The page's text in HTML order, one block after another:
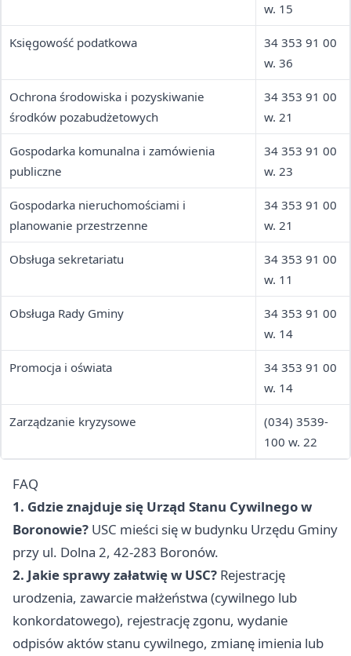
w. 15
Księgowość podatkowa
34 353 91 00
w. 36
Ochrona środowiska i pozyskiwanie
środków pozabudżetowych
34 353 91 00
w. 21
Gospodarka komunalna i zamówienia
publiczne
34 353 91 00
w. 23
Gospodarka nieruchomościami i
planowanie przestrzenne
34 353 91 00
w. 21
Obsługa sekretariatu
34 353 91 00
w. 11
Obsługa Rady Gminy
34 353 91 00
w. 14
Promocja i oświata
34 353 91 00
w. 14
Zarządzanie kryzysowe
(034) 3539-
100 w. 22
FAQ
1. Gdzie znajduje się Urząd Stanu Cywilnego w
Boronowie? USC mieści się w budynku Urzędu Gminy
przy ul. Dolna 2, 42-283 Boronów.
2. Jakie sprawy załatwię w USC? Rejestrację
urodzenia, zawarcie małżeństwa (cywilnego lub
konkordatowego), rejestrację zgonu, wydanie
odpisów aktów stanu cywilnego, zmianę imienia lub